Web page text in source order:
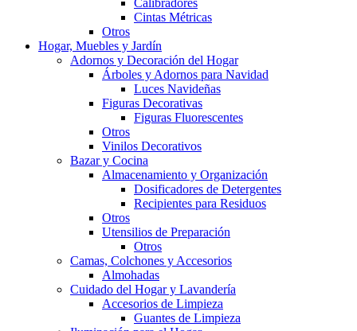
Calibradores
Cintas Métricas
Otros
Hogar, Muebles y Jardín
Adornos y Decoración del Hogar
Árboles y Adornos para Navidad
Luces Navideñas
Figuras Decorativas
Figuras Fluorescentes
Otros
Vinilos Decorativos
Bazar y Cocina
Almacenamiento y Organización
Dosificadores de Detergentes
Recipientes para Residuos
Otros
Utensilios de Preparación
Otros
Camas, Colchones y Accesorios
Almohadas
Cuidado del Hogar y Lavandería
Accesorios de Limpieza
Guantes de Limpieza